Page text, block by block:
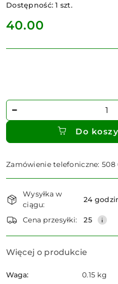
Dostępność:1 szt.
cena:
40.00
Ilość
Do
Zamówienie telefoniczne: 508
i
dostawa
Wysyłka w
ciągu:
24
Cena przesyłki: 25
Więcej o produkcie
Waga: 0.15 kg